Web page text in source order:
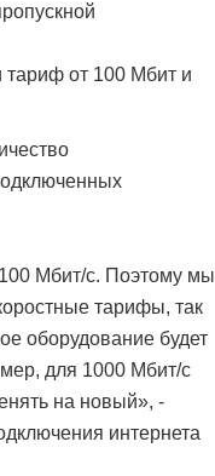
от 100 Мбит и
Мбит/с. Поэтому мы
тарифы, так
оборудование будет
для 1000 Мбит/c
на новый», -
интернета